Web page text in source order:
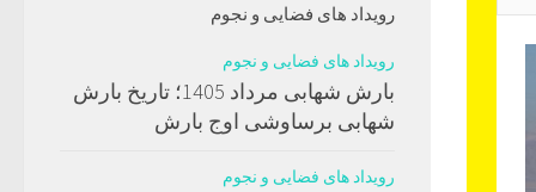
رویداد های فضایی و نجوم
رویداد های فضایی و نجوم
بارش شهابی مرداد 1405؛ تاریخ بارش
شهابی برساوشی اوج بارش
رویداد های فضایی و نجوم